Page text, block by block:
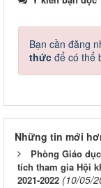
Bạn cần đăng
thức để có thể
Những tin mới
Phòng Giáo
tích tham gia Hội
2021-2022 (10/05/